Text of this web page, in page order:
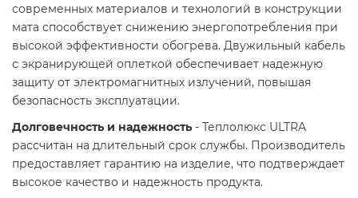
современных материалов и технологий в конструкции
мата способствует снижению энергопотребления при
высокой эффективности обогрева. Двужильный кабель
с экранирующей оплеткой обеспечивает надежную
защиту от электромагнитных излучений, повышая
безопасность эксплуатации.​
Долговечность и надежность - Теплолюкс ULTRA
рассчитан на длительный срок службы. Производитель
предоставляет гарантию на изделие, что подтверждает
высокое качество и надежность продукта.​